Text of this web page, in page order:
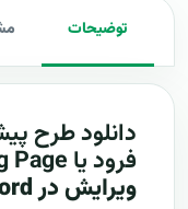
توضیحات
دانلود طرح
فرود یا Landing Page
ویرایش در Word+ آپدیت رایگان